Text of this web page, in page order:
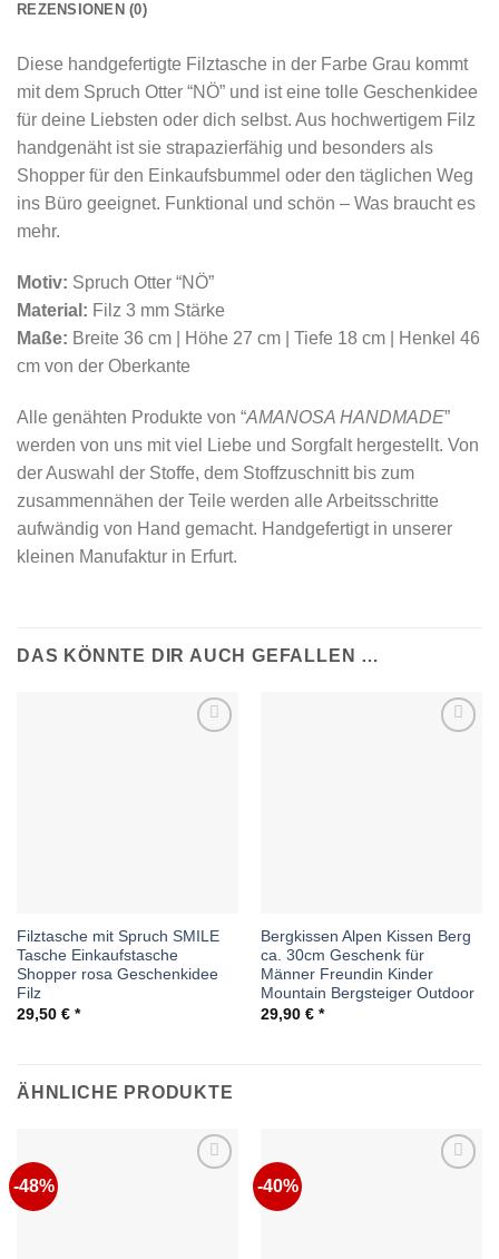
REZENSIONEN (0)
Diese handgefertigte Filztasche in der Farbe Grau kommt
mit dem Spruch Otter “NÖ” und ist eine tolle Geschenkidee
für deine Liebsten oder dich selbst. Aus hochwertigem Filz
handgenäht ist sie strapazierfähig und besonders als
Shopper für den Einkaufsbummel oder den täglichen Weg
ins Büro geeignet. Funktional und schön – Was braucht es
mehr.
Motiv: Spruch Otter “NÖ”
Material: Filz 3 mm Stärke
Maße: Breite 36 cm | Höhe 27 cm | Tiefe 18 cm | Henkel 46
cm von der Oberkante
Alle genähten Produkte von “AMANOSA HANDMADE”
werden von uns mit viel Liebe und Sorgfalt hergestellt. Von
der Auswahl der Stoffe, dem Stoffzuschnitt bis zum
zusammennähen der Teile werden alle Arbeitsschritte
aufwändig von Hand gemacht. Handgefertigt in unserer
kleinen Manufaktur in Erfurt.
DAS KÖNNTE DIR AUCH GEFALLEN …
Filztasche mit Spruch SMILE
Tasche Einkaufstasche
Shopper rosa Geschenkidee
Filz
29,50 €
Bergkissen Alpen Kissen Berg
ca. 30cm Geschenk für
Männer Freundin Kinder
Mountain Bergsteiger Outdoor
29,90 €
ÄHNLICHE PRODUKTE
-48% -40%